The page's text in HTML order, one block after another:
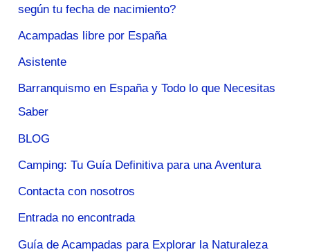
según tu fecha de nacimiento?
Acampadas libre por España
Asistente
Barranquismo en España y Todo lo que Necesitas
Saber
BLOG
Camping: Tu Guía Definitiva para una Aventura
Contacta con nosotros
Entrada no encontrada
Guía de Acampadas para Explorar la Naturaleza